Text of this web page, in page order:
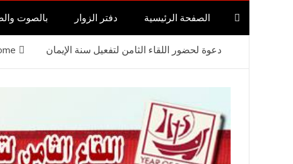
الصفحة الرئيسية دفتر الزوار بالصوت
دعوة لحضور اللقاء الثامن لتفعيل سنة الإيمان